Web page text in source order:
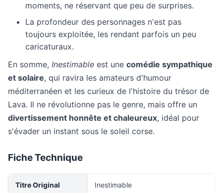
moments, ne réservant que peu de surprises.
La profondeur des personnages n'est pas
toujours exploitée, les rendant parfois un peu
caricaturaux.
En somme, Inestimable est une comédie sympathique
et solaire, qui ravira les amateurs d'humour
méditerranéen et les curieux de l'histoire du trésor de
Lava. Il ne révolutionne pas le genre, mais offre un
divertissement honnête et chaleureux, idéal pour
s'évader un instant sous le soleil corse.
Fiche Technique
Titre Original Inestimable